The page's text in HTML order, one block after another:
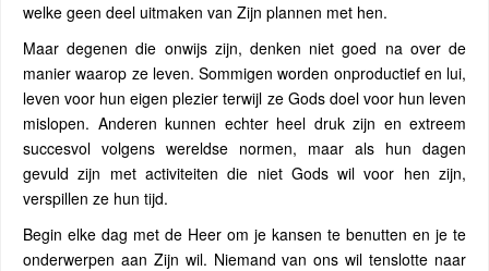
welke geen deel uitmaken van Zijn plannen met hen.
Maar degenen die onwijs zijn, denken niet goed na over de
manier waarop ze leven. Sommigen worden onproductief en lui,
leven voor hun eigen plezier terwijl ze Gods doel voor hun leven
mislopen. Anderen kunnen echter heel druk zijn en extreem
succesvol volgens wereldse normen, maar als hun dagen
gevuld zijn met activiteiten die niet Gods wil voor hen zijn,
verspillen ze hun tijd.
Begin elke dag met de Heer om je kansen te benutten en je te
onderwerpen aan Zijn wil. Niemand van ons wil tenslotte naar